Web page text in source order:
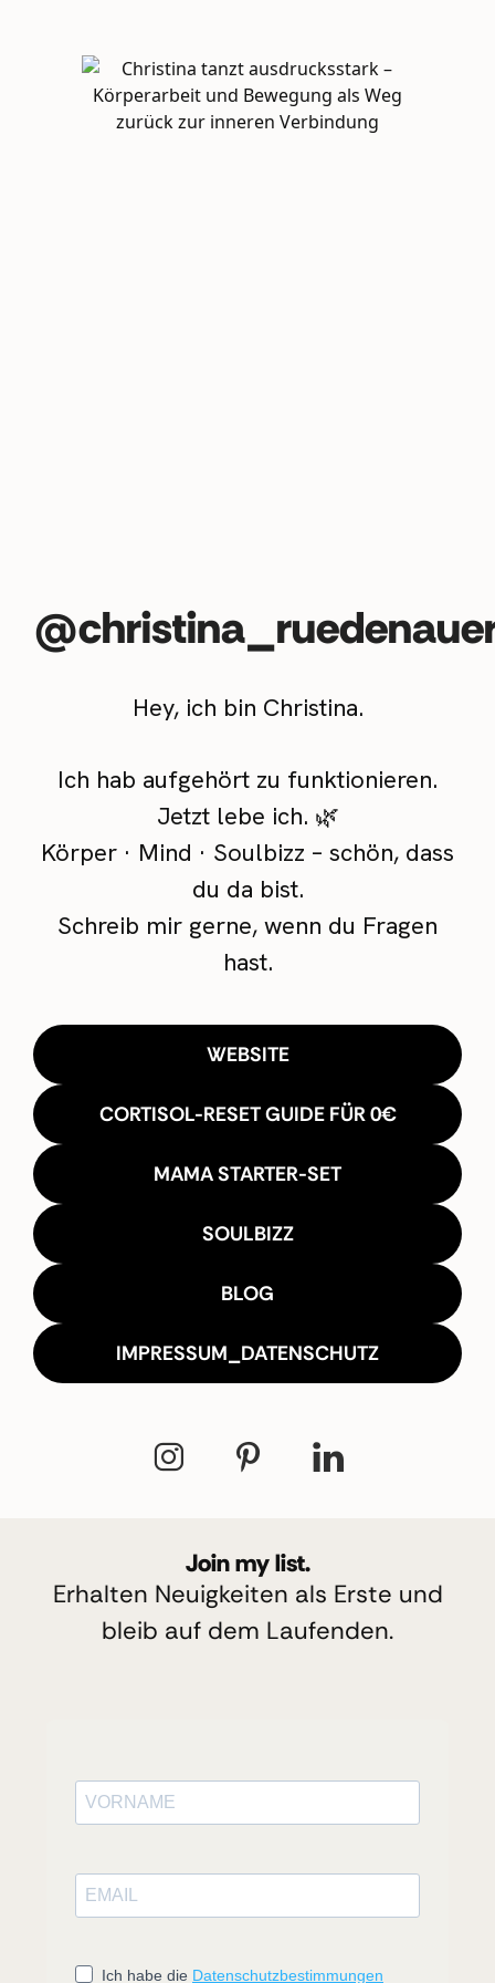
Hey, ich bin Christina.
Ich hab aufgehört zu funktionieren.
Jetzt lebe ich. 🌿
Körper · Mind · Soulbizz – schön, dass
du da bist.
Schreib mir gerne, wenn du Fragen
hast.
WEBSITE
CORTISOL-RESET GUIDE FÜR 0€
MAMA STARTER-SET
SOULBIZZ
BLOG
IMPRESSUM_DATENSCHUTZ
Join my list.
Erhalten Neuigkeiten als Erste und
bleib auf dem Laufenden.
Ich habe die Datenschutzbestimmungen